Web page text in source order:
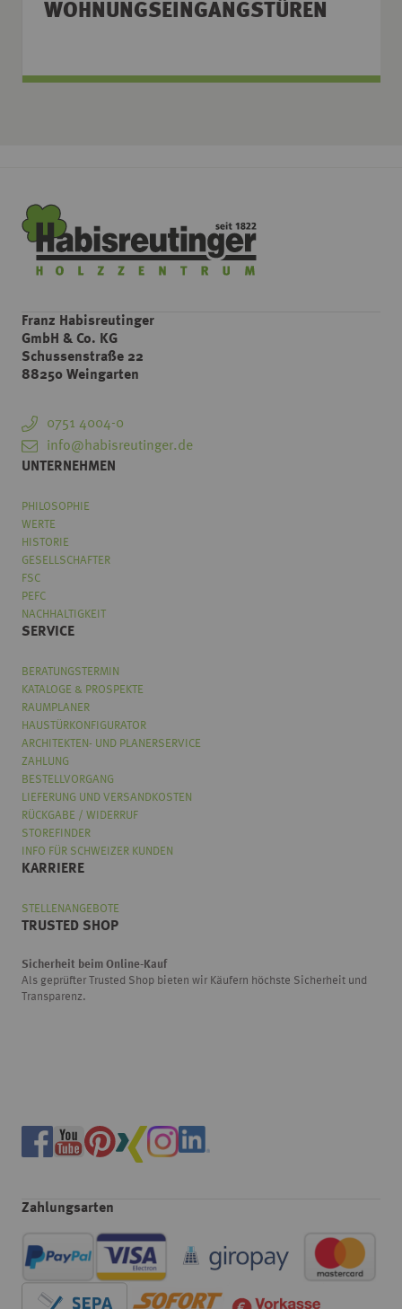
WOHNUNGSEINGANGSTÜREN
Franz Habisreutinger
GmbH & Co. KG
Schussenstraße 22
88250 Weingarten
0751 4004-0
info@habisreutinger.de
UNTERNEHMEN
PHILOSOPHIE
WERTE
HISTORIE
GESELLSCHAFTER
FSC
PEFC
NACHHALTIGKEIT
SERVICE
BERATUNGSTERMIN
KATALOGE & PROSPEKTE
RAUMPLANER
HAUSTÜRKONFIGURATOR
ARCHITEKTEN- UND PLANERSERVICE
ZAHLUNG
BESTELLVORGANG
LIEFERUNG UND VERSANDKOSTEN
RÜCKGABE / WIDERRUF
STOREFINDER
INFO FÜR SCHWEIZER KUNDEN
KARRIERE
STELLENANGEBOTE
TRUSTED SHOP
Sicherheit beim Online-Kauf
Als geprüfter Trusted Shop bieten wir Käufern höchste Sicherheit und
Transparenz.
Zahlungsarten